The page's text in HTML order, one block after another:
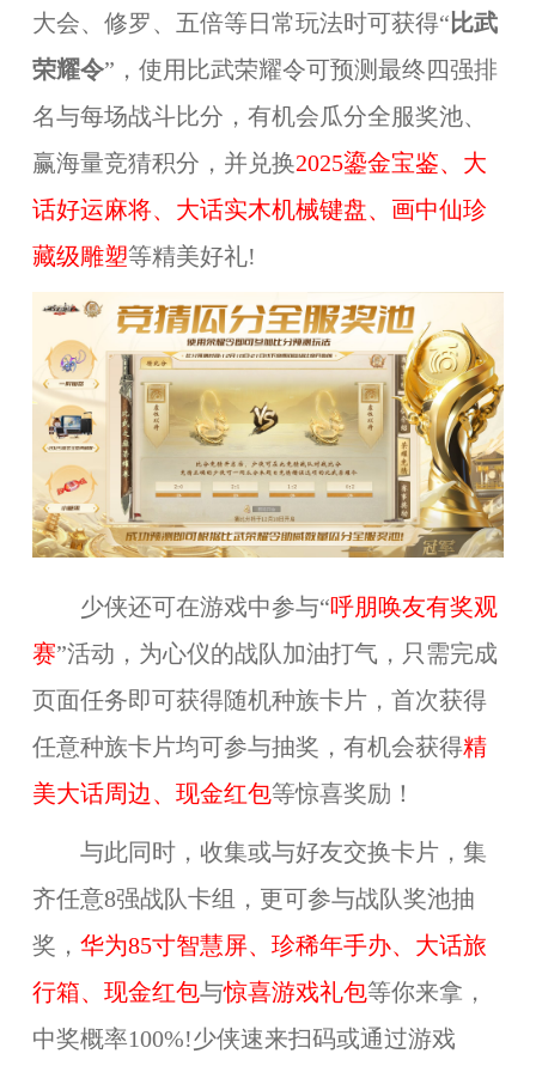
大会、修罗、五倍等日常玩法时可获得“ 比武
荣耀令”，使用比武荣耀令可预测最终四强排
名与每场战斗比分，有机会瓜分全服奖池、
赢海量竞猜积分，并兑换2025鎏金宝鉴、大
话好运麻将、大话实木机械键盘、画中仙珍
藏级雕塑等精美好礼!
少侠还可在游戏中参与“呼朋唤友有奖观
赛”活动，为心仪的战队加油打气，只需完成
页面任务即可获得随机种族卡片，首次获得
任意种族卡片均可参与抽奖，有机会获得精
美大话周边、现金红包等惊喜奖励！
与此同时，收集或与好友交换卡片，集
齐任意8强战队卡组，更可参与战队奖池抽
奖， 华为85寸智慧屏、珍稀年手办、大话旅
行箱、现金红包与惊喜游戏礼包等你来拿，
中奖概率100%!少侠速来扫码或通过游戏